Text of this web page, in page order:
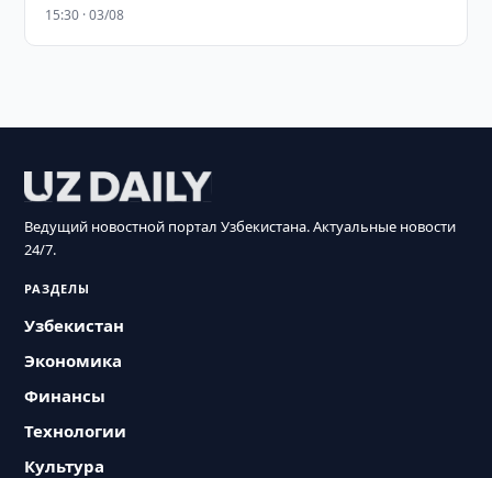
15:30 · 03/08
Ведущий новостной портал Узбекистана. Актуальные новости
24/7.
РАЗДЕЛЫ
Узбекистан
Экономика
Финансы
Технологии
Культура